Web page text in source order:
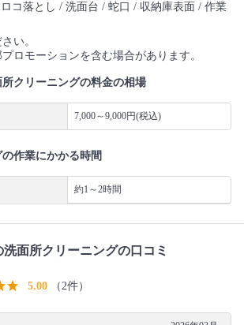
コ落とし / 洗面台 / 蛇口 / 収納庫表面 / 作業
い。
ロモーションを含む場合があります。
クリーニングの料金の相場
7,000～9,000円(税込)
作業にかかる時間
約1～2時間
面所クリーニングの口コミ
5.00 （2件）